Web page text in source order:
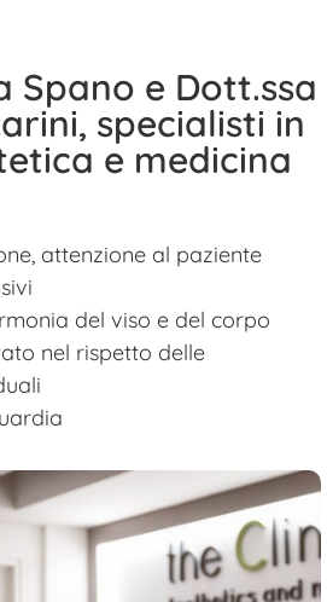
Spano e Dott.ssa
specialisti in
e medicina
attenzione al paziente
del viso e del corpo
nel rispetto delle